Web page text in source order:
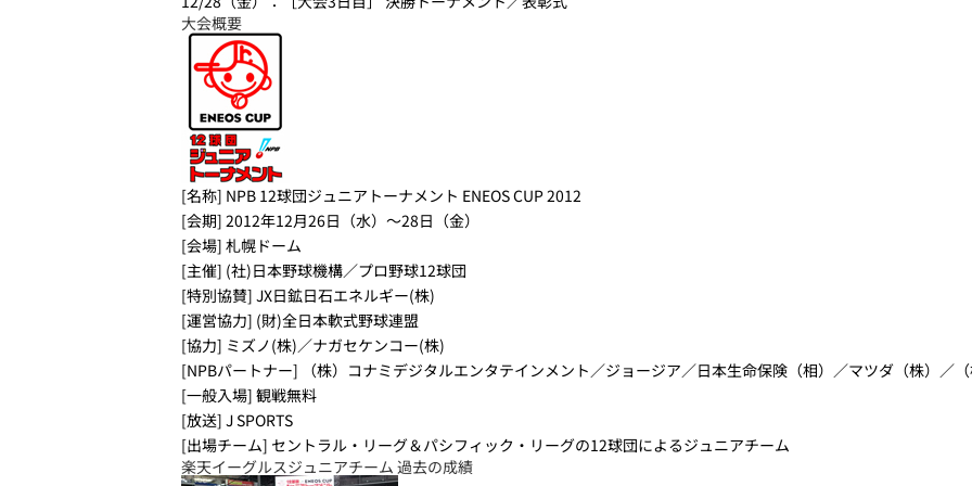
大会概要
[名称] NPB 12球団ジュニアトーナメント ENEOS CUP 2012
[会期] 2012年12月26日（水）～28日（金）
[会場] 札幌ドーム
[主催] (社)日本野球機構／プロ野球12球団
[特別協賛] JX日鉱日石エネルギー(株)
[運営協力] (財)全日本軟式野球連盟
[協力] ミズノ(株)／ナガセケンコー(株)
[NPBパートナー] （株）コナミデジタルエンタテインメント／ジョージア／日本生命保険（相）／マツダ（株）／
[一般入場] 観戦無料
[放送] J SPORTS
[出場チーム] セントラル・リーグ＆パシフィック・リーグの12球団によるジュニアチーム
楽天イーグルスジュニアチーム 過去の成績